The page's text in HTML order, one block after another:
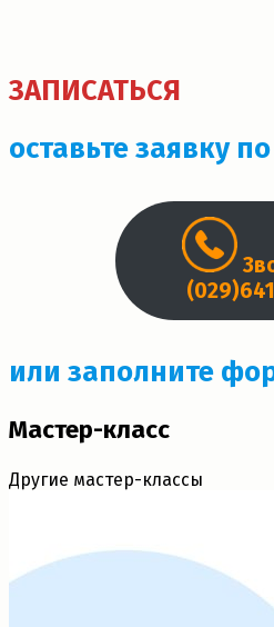
ЗАПИСАТЬСЯ
оставьте заявку
или заполните
Мастер-класс
Другие мастер-классы